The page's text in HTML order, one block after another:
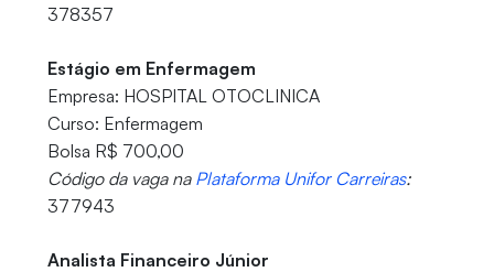
378357
Estágio em Enfermagem
Empresa: HOSPITAL OTOCLINICA
Curso: Enfermagem
Bolsa R$ 700,00
Código da vaga na Plataforma Unifor Carreiras:
377943
Analista Financeiro Júnior